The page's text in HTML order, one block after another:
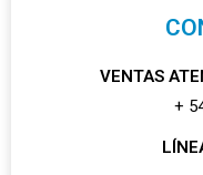
VENTAS
+